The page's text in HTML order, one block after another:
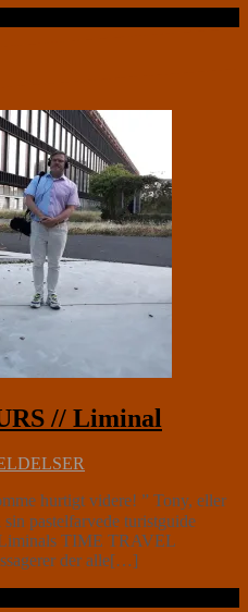
// Liminal
hurtigt videre! ” Tony, eller
pastelfarvede turistguide
TIME TRAVEL
der alle[…]